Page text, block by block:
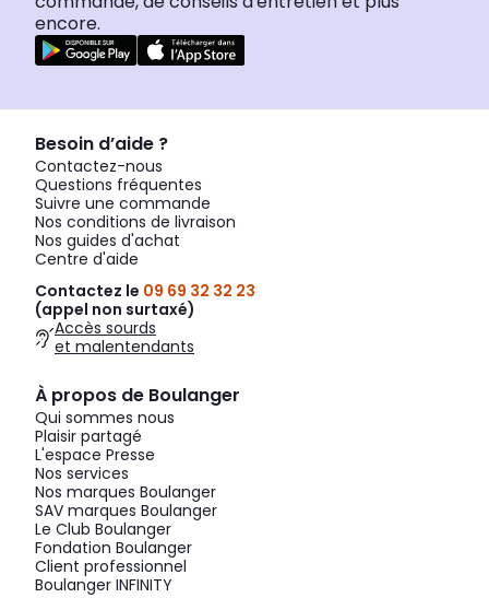
encore.
Besoin d’aide ?
Contactez-nous
Questions fréquentes
Suivre une commande
Nos conditions de livraison
Nos guides d'achat
Centre d'aide
Contactez le 09 69 32 32 23
(appel non surtaxé)
Accès sourds
et malentendants
À propos de Boulanger
Qui sommes nous
Plaisir partagé
L'espace Presse
Nos services
Nos marques Boulanger
SAV marques Boulanger
Le Club Boulanger
Fondation Boulanger
Client professionnel
Boulanger INFINITY